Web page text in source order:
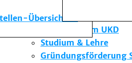
Übersicht
Die Institute des UKD
Forschung am UKD
Studium & Lehre
Gründungsförderung